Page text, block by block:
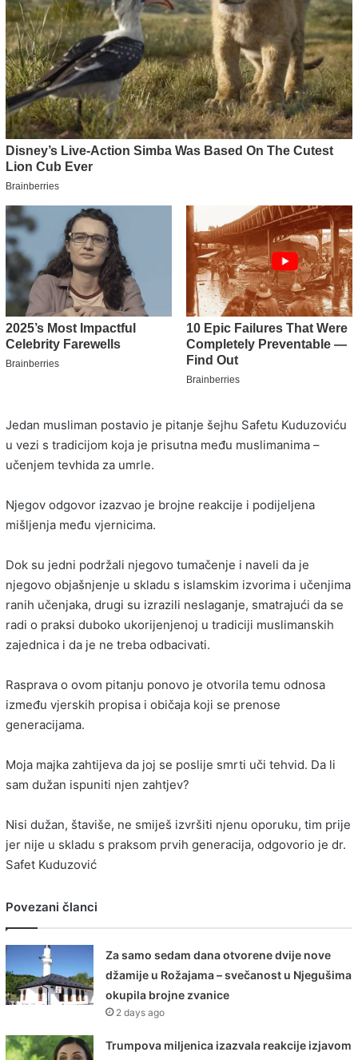
Jedan musliman postavio je pitanje šejhu Safetu Kuduzoviću
u vezi s tradicijom koja je prisutna među muslimanima –
učenjem tevhida za umrle.
Njegov odgovor izazvao je brojne reakcije i podijeljena
mišljenja među vjernicima.
Dok su jedni podržali njegovo tumačenje i naveli da je
njegovo objašnjenje u skladu s islamskim izvorima i učenjima
ranih učenjaka, drugi su izrazili neslaganje, smatrajući da se
radi o praksi duboko ukorijenjenoj u tradiciji muslimanskih
zajednica i da je ne treba odbacivati.
Rasprava o ovom pitanju ponovo je otvorila temu odnosa
između vjerskih propisa i običaja koji se prenose
generacijama.
Moja majka zahtijeva da joj se poslije smrti uči tehvid. Da li
sam dužan ispuniti njen zahtjev?
Nisi dužan, štaviše, ne smiješ izvršiti njenu oporuku, tim prije
jer nije u skladu s praksom prvih generacija, odgovorio je dr.
Safet Kuduzović
Povezani članci
Za samo sedam dana otvorene dvije nove
džamije u Rožajama – svečanost u Njegušima
okupila brojne zvanice
2 days ago
Trumpova miljenica izazvala reakcije izjavom